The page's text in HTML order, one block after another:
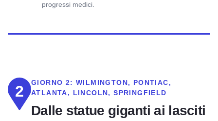
progressi medici.
2 GIORNO 2:WILMINGTON, PONTIAC,
ATLANTA, LINCOLN, SPRINGFIELD
Dalle statue giganti ai lasciti